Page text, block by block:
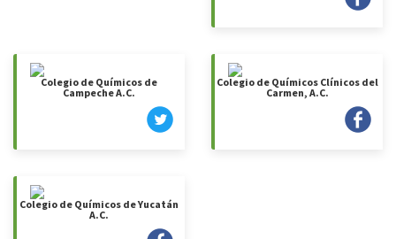
Colegio de Químicos de
Campeche A.C.
Colegio de Químicos Clínicos del
Carmen, A.C.
Colegio de Químicos de Yucatán
A.C.